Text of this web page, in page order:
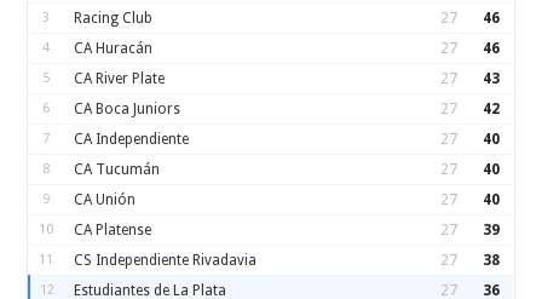
3 Racing Club 27 46
4 CA Huracán 27 46
5 CA River Plate 27 43
6 CA Boca Juniors 27 42
7 CA Independiente 27 40
8 CA Tucumán 27 40
9 CA Unión 27 40
10 CA Platense 27 39
11 CS Independiente Rivadavia 27 38
12 Estudiantes de La Plata 27 36